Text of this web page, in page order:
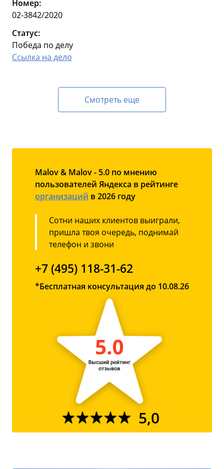
Номер:
02-3842/2020
Статус:
Победа по делу
Ссылка на дело
Смотреть еще
Malov & Malov - 5.0 по мнению
пользователей Яндекса в рейтинге
организаций в 2026 году
Сотни наших клиентов выиграли,
пришла твоя очередь, поднимай
телефон и звони
+7 (495) 118-31-62
*Бесплатная консультация до 10.08.26
5,0